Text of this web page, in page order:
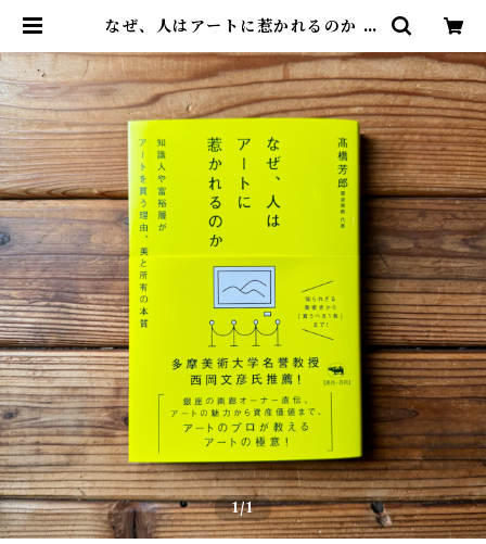
なぜ、人はアートに惹かれるのか 知
美と所有の本質 | 髙橋 芳郎 | 尾鷲市
九鬼町 漁村の本屋 トンガ坂文庫
1/1